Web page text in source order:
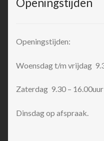
Openingstijden:
Woensdag t/m vrijdag
Zaterdag 9.30 – 16.00uur
Dinsdag op afspraak.